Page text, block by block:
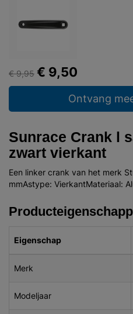
€ 9,95 € 9,50
Ontvang
Sunrace Crank l
zwart vierkant
Een linker crank van het merk
mmAstype: VierkantMateriaal:
Eigenschap
Merk
Modeljaar